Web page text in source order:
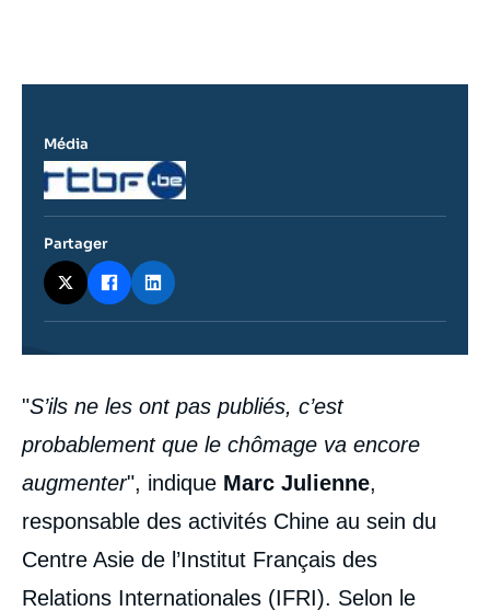
Contenu
intervention
médiatique
"S’ils ne les ont pas publiés, c’est
probablement que le chômage va encore
augmenter", indique Marc Julienne,
responsable des activités Chine au sein du
Centre Asie de l’Institut Français des
Relations Internationales (IFRI). Selon le
Média
Logo
Partager